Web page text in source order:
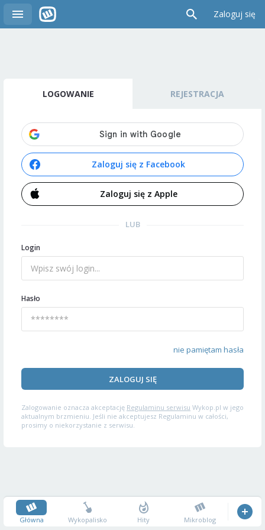
Zaloguj się
LOGOWANIE REJESTRACJA
Zaloguj się z Facebook
Zaloguj się z Apple
LUB
Login
Hasło
nie pamiętam hasła
ZALOGUJ SIĘ
Zalogowanie oznacza akceptację Regulaminu serwisu Wykop.pl w jego
aktualnym brzmieniu. Jeśli nie akceptujesz Regulaminu w całości,
prosimy o niekorzystanie z serwisu.
Główna Wykopalisko Hity Mikroblog